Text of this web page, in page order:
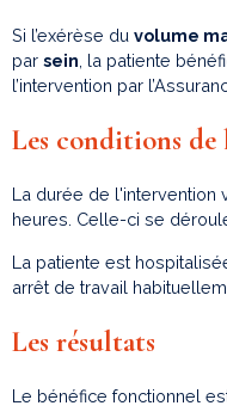
Si l’exérèse du volume
par sein , la patiente
l’intervention par
Les conditions
La durée de l'intervention
heures. Celle-ci se
La patiente est
arrêt de travail
Les résultats
Le bénéfice fonctionnel